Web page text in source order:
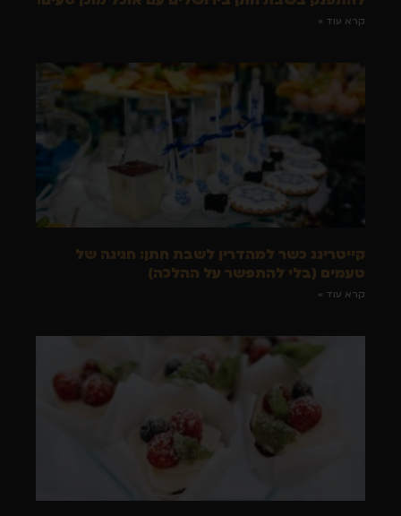
קרא עוד »
קייטרינג כשר למהדרין לשבת חתן: חגיגה של
טעמים (בלי להתפשר על ההלכה)
קרא עוד »